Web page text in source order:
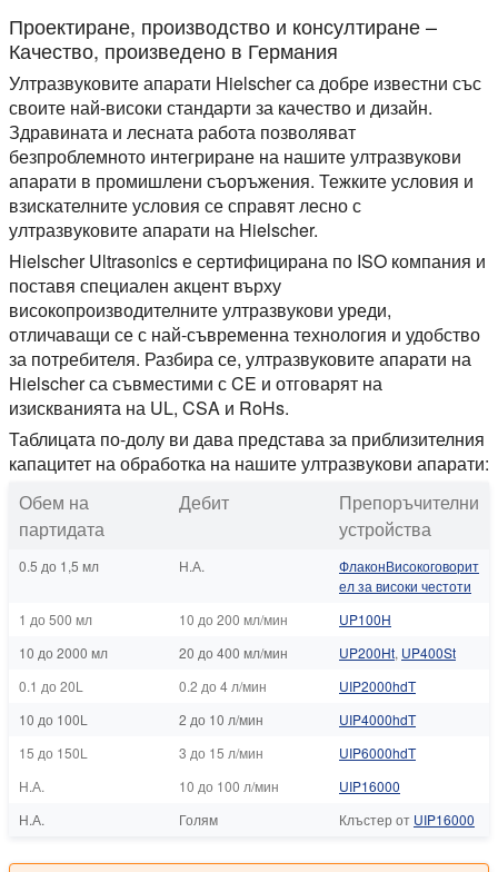
Проектиране, производство и консултиране –
Качество, произведено в Германия
Ултразвуковите апарати Hielscher са добре известни със
своите най-високи стандарти за качество и дизайн.
Здравината и лесната работа позволяват
безпроблемното интегриране на нашите ултразвукови
апарати в промишлени съоръжения. Тежките условия и
взискателните условия се справят лесно с
ултразвуковите апарати на Hielscher.
Hielscher Ultrasonics е сертифицирана по ISO компания и
поставя специален акцент върху
високопроизводителните ултразвукови уреди,
отличаващи се с най-съвременна технология и удобство
за потребителя. Разбира се, ултразвуковите апарати на
Hielscher са съвместими с CE и отговарят на
изискванията на UL, CSA и RoHs.
Таблицата по-долу ви дава представа за приблизителния
капацитет на обработка на нашите ултразвукови апарати:
Обем на
партидата
Дебит
Препоръчителни
устройства
0.5 до 1,5 мл Н.А.
ФлаконВисокоговорит
ел за високи честоти
1 до 500 мл
10 до 200 мл/мин
UP100H
10 до 2000 мл
20 до 400 мл/мин UP200Ht, UP400St
0.1 до 20L
0.2 до 4 л/мин
UIP2000hdT
10 до 100L
2 до 10 л/мин
UIP4000hdT
15 до 150L
3 до 15 л/мин
UIP6000hdT
Н.А.
10 до 100 л/мин
UIP16000
Н.А.
Голям Клъстер от UIP16000